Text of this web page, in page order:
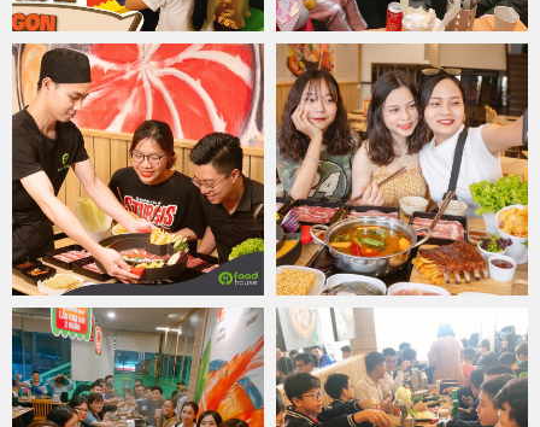
lá chanh, gừng tươi và một chút vị ngọt của xương hầm từ gà…
Những thành phần không thể thiếu trong món lẩu là bò Mỹ, nấm
rơm, cà chua, ớt tươi, ngò, tỏi, hành, lá chanh, sả, riềng…